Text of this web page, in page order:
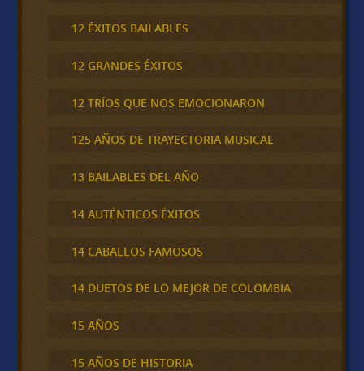
12 ÉXITOS BAILABLES
12 GRANDES ÉXITOS
12 TRÍOS QUE NOS EMOCIONARON
125 AÑOS DE TRAYECTORIA MUSICAL
13 BAILABLES DEL AÑO
14 AUTÉNTICOS ÉXITOS
14 CABALLOS FAMOSOS
14 DUETOS DE LO MEJOR DE COLOMBIA
15 AÑOS
15 AÑOS DE HISTORIA